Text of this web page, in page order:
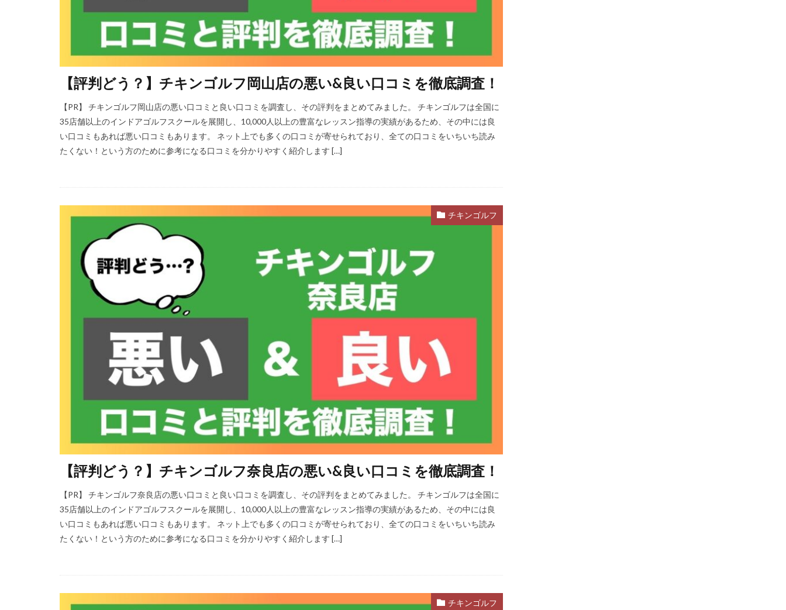
【評判どう？】チキンゴルフ岡山店の悪い&良い口コミを徹底調査！
【PR】 チキンゴルフ岡山店の悪い口コミと良い口コミを調査し、その評判をまとめてみました。 チキンゴルフは全国に
35店舗以上のインドアゴルフスクールを展開し、10,000人以上の豊富なレッスン指導の実績があるため、その中には良
い口コミもあれば悪い口コミもあります。 ネット上でも多くの口コミが寄せられており、全ての口コミをいちいち読み
たくない！という方のために参考になる口コミを分かりやすく紹介します […]
チキンゴルフ
【評判どう？】チキンゴルフ奈良店の悪い&良い口コミを徹底調査！
【PR】 チキンゴルフ奈良店の悪い口コミと良い口コミを調査し、その評判をまとめてみました。 チキンゴルフは全国に
35店舗以上のインドアゴルフスクールを展開し、10,000人以上の豊富なレッスン指導の実績があるため、その中には良
い口コミもあれば悪い口コミもあります。 ネット上でも多くの口コミが寄せられており、全ての口コミをいちいち読み
たくない！という方のために参考になる口コミを分かりやすく紹介します […]
チキンゴルフ